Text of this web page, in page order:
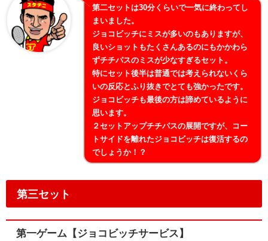
第二セットは30分くらいで一気に終わってし
まいました。
ジョコビッチにミスが多いのもありますが、
良いショットもたくさんあるのにもかかわら
ずチチパスのミスが少なすぎるセット。
特にセット後半は普通では考えられないくら
いの反応とふり抜きでとても強かったです。
ジョコビッチも最後の方は諦めているように
思います。
２セットアップチチパスの展開ですが、コー
トサイドを離れたジョコビッチは復活するの
でしょうか！？
第三セット
第一ゲーム【ジョコビッチサービス】